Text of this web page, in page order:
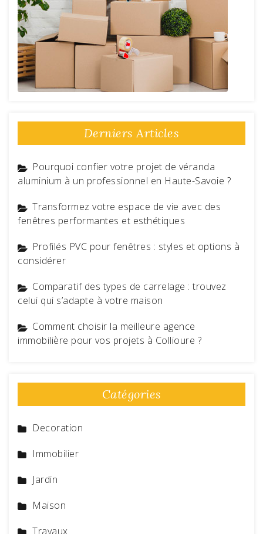
Derniers Articles
Pourquoi confier votre projet de véranda
aluminium à un professionnel en Haute-Savoie ?
Transformez votre espace de vie avec des
fenêtres performantes et esthétiques
Profilés PVC pour fenêtres : styles et options à
considérer
Comparatif des types de carrelage : trouvez
celui qui s’adapte à votre maison
Comment choisir la meilleure agence
immobilière pour vos projets à Collioure ?
Catégories
Decoration
Immobilier
Jardin
Maison
Travaux